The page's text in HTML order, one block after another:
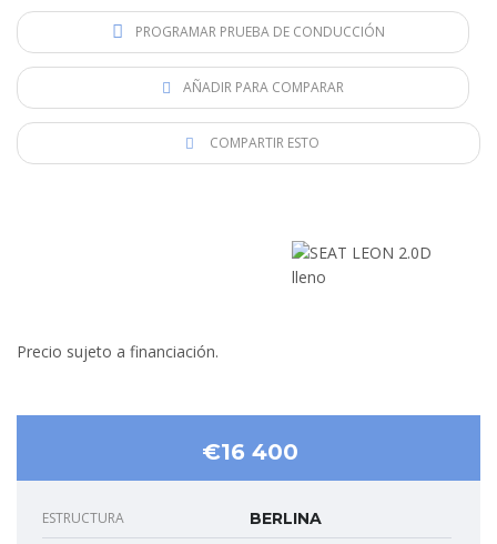
PROGRAMAR PRUEBA DE CONDUCCIÓN
AÑADIR PARA COMPARAR
COMPARTIR ESTO
Precio sujeto a financiación.
€16 400
ESTRUCTURA BERLINA